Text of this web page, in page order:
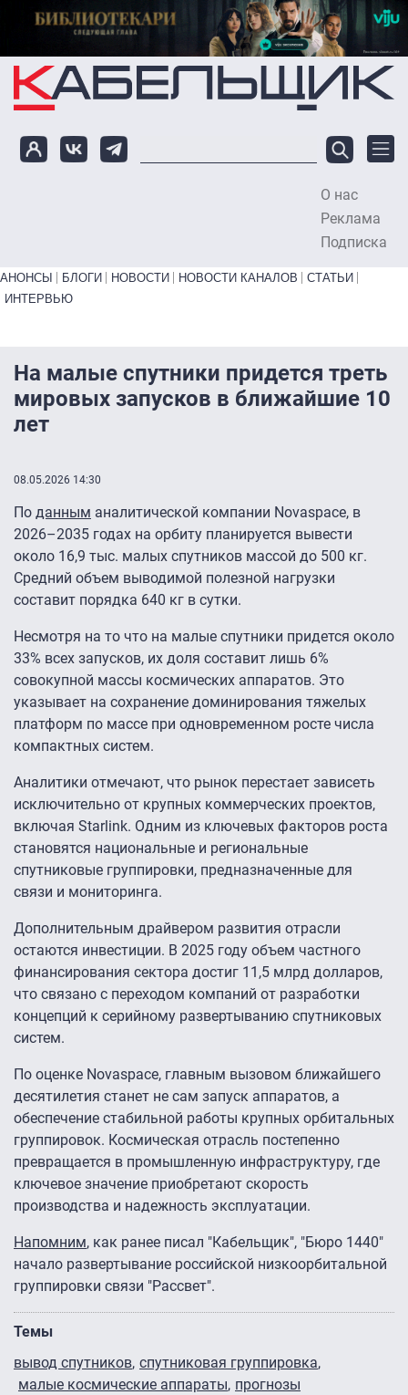
Перейти к основному содержанию
О нас
Реклама
Подписка
Primary links bottom
АНОНСЫ БЛОГИ НОВОСТИ НОВОСТИ КАНАЛОВ
СТАТЬИ
ИНТЕРВЬЮ
На малые спутники придется треть
мировых запусков в ближайшие 10
лет
08.05.2026 14:30
По данным аналитической компании Novaspace, в
2026–2035 годах на орбиту планируется вывести
около 16,9 тыс. малых спутников массой до 500 кг.
Средний объем выводимой полезной нагрузки
составит порядка 640 кг в сутки.
Несмотря на то что на малые спутники придется около
33% всех запусков, их доля составит лишь 6%
совокупной массы космических аппаратов. Это
указывает на сохранение доминирования тяжелых
платформ по массе при одновременном росте числа
компактных систем.
Аналитики отмечают, что рынок перестает зависеть
исключительно от крупных коммерческих проектов,
включая Starlink. Одним из ключевых факторов роста
становятся национальные и региональные
спутниковые группировки, предназначенные для
связи и мониторинга.
Дополнительным драйвером развития отрасли
остаются инвестиции. В 2025 году объем частного
финансирования сектора достиг 11,5 млрд долларов,
что связано с переходом компаний от разработки
концепций к серийному развертыванию спутниковых
систем.
По оценке Novaspace, главным вызовом ближайшего
десятилетия станет не сам запуск аппаратов, а
обеспечение стабильной работы крупных орбитальных
группировок. Космическая отрасль постепенно
превращается в промышленную инфраструктуру, где
ключевое значение приобретают скорость
производства и надежность эксплуатации.
Напомним, как ранее писал "Кабельщик", "Бюро 1440″
начало развертывание российской низкоорбитальной
группировки связи "Рассвет".
Темы
вывод спутников спутниковая группировка
малые космические аппараты прогнозы